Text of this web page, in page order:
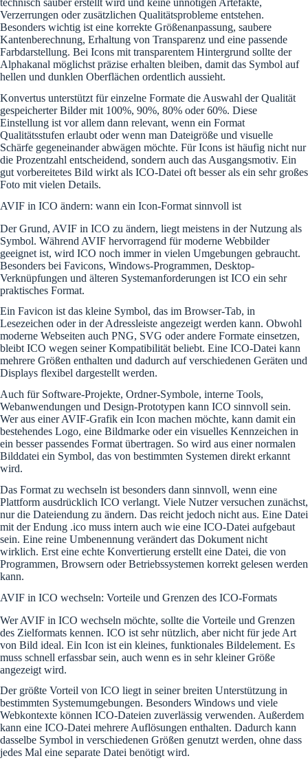
technisch sauber erstellt wird und keine unnötigen Artefakte,
Verzerrungen oder zusätzlichen Qualitätsprobleme entstehen.
Besonders wichtig ist eine korrekte Größenanpassung, saubere
Kantenberechnung, Erhaltung von Transparenz und eine passende
Farbdarstellung. Bei Icons mit transparentem Hintergrund sollte der
Alphakanal möglichst präzise erhalten bleiben, damit das Symbol auf
hellen und dunklen Oberflächen ordentlich aussieht.
Konvertus unterstützt für einzelne Formate die Auswahl der Qualität
gespeicherter Bilder mit 100%, 90%, 80% oder 60%. Diese
Einstellung ist vor allem dann relevant, wenn ein Format
Qualitätsstufen erlaubt oder wenn man Dateigröße und visuelle
Schärfe gegeneinander abwägen möchte. Für Icons ist häufig nicht nur
die Prozentzahl entscheidend, sondern auch das Ausgangsmotiv. Ein
gut vorbereitetes Bild wirkt als ICO-Datei oft besser als ein sehr großes
Foto mit vielen Details.
AVIF in ICO ändern: wann ein Icon-Format sinnvoll ist
Der Grund, AVIF in ICO zu ändern, liegt meistens in der Nutzung als
Symbol. Während AVIF hervorragend für moderne Webbilder
geeignet ist, wird ICO noch immer in vielen Umgebungen gebraucht.
Besonders bei Favicons, Windows-Programmen, Desktop-
Verknüpfungen und älteren Systemanforderungen ist ICO ein sehr
praktisches Format.
Ein Favicon ist das kleine Symbol, das im Browser-Tab, in
Lesezeichen oder in der Adressleiste angezeigt werden kann. Obwohl
moderne Webseiten auch PNG, SVG oder andere Formate einsetzen,
bleibt ICO wegen seiner Kompatibilität beliebt. Eine ICO-Datei kann
mehrere Größen enthalten und dadurch auf verschiedenen Geräten und
Displays flexibel dargestellt werden.
Auch für Software-Projekte, Ordner-Symbole, interne Tools,
Webanwendungen und Design-Prototypen kann ICO sinnvoll sein.
Wer aus einer AVIF-Grafik ein Icon machen möchte, kann damit ein
bestehendes Logo, eine Bildmarke oder ein visuelles Kennzeichen in
ein besser passendes Format übertragen. So wird aus einer normalen
Bilddatei ein Symbol, das von bestimmten Systemen direkt erkannt
wird.
Das Format zu wechseln ist besonders dann sinnvoll, wenn eine
Plattform ausdrücklich ICO verlangt. Viele Nutzer versuchen zunächst,
nur die Dateiendung zu ändern. Das reicht jedoch nicht aus. Eine Datei
mit der Endung .ico muss intern auch wie eine ICO-Datei aufgebaut
sein. Eine reine Umbenennung verändert das Dokument nicht
wirklich. Erst eine echte Konvertierung erstellt eine Datei, die von
Programmen, Browsern oder Betriebssystemen korrekt gelesen werden
kann.
AVIF in ICO wechseln: Vorteile und Grenzen des ICO-Formats
Wer AVIF in ICO wechseln möchte, sollte die Vorteile und Grenzen
des Zielformats kennen. ICO ist sehr nützlich, aber nicht für jede Art
von Bild ideal. Ein Icon ist ein kleines, funktionales Bildelement. Es
muss schnell erfassbar sein, auch wenn es in sehr kleiner Größe
angezeigt wird.
Der größte Vorteil von ICO liegt in seiner breiten Unterstützung in
bestimmten Systemumgebungen. Besonders Windows und viele
Webkontexte können ICO-Dateien zuverlässig verwenden. Außerdem
kann eine ICO-Datei mehrere Auflösungen enthalten. Dadurch kann
dasselbe Symbol in verschiedenen Größen genutzt werden, ohne dass
jedes Mal eine separate Datei benötigt wird.